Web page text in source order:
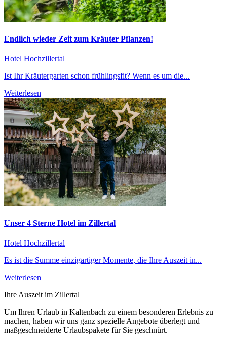
Endlich wieder Zeit zum Kräuter Pflanzen!
Hotel Hochzillertal
Ist Ihr Kräutergarten schon frühlingsfit? Wenn es um die...
Weiterlesen
Unser 4 Sterne Hotel im Zillertal
Hotel Hochzillertal
Es ist die Summe einzigartiger Momente, die Ihre Auszeit in...
Weiterlesen
Ihre Auszeit im Zillertal
Um Ihren Urlaub in Kaltenbach zu einem besonderen Erlebnis zu
machen, haben wir uns ganz spezielle Angebote überlegt und
maßgeschneiderte Urlaubspakete für Sie geschnürt.